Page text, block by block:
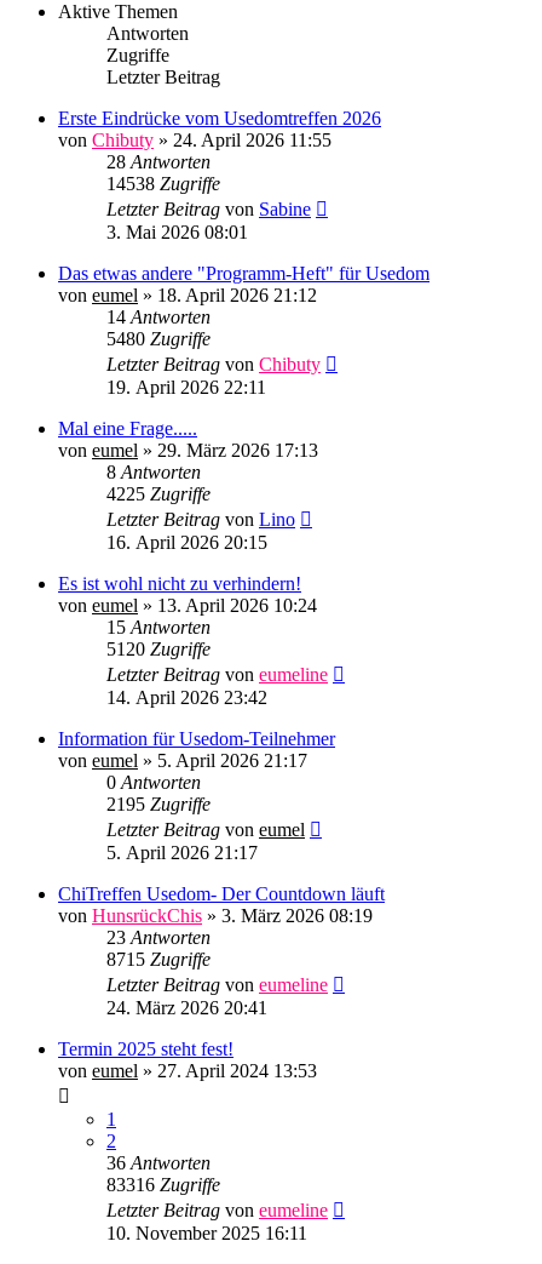
Aktive Themen
Antworten
Zugriffe
Letzter Beitrag
Erste Eindrücke vom Usedomtreffen 2026
von Chibuty » 24. April 2026 11:55
28 Antworten
14538 Zugriffe
Letzter Beitrag von Sabine
3. Mai 2026 08:01
Das etwas andere "Programm-Heft" für Usedom
von eumel » 18. April 2026 21:12
14 Antworten
5480 Zugriffe
Letzter Beitrag von Chibuty
19. April 2026 22:11
Mal eine Frage.....
von eumel » 29. März 2026 17:13
8 Antworten
4225 Zugriffe
Letzter Beitrag von Lino
16. April 2026 20:15
Es ist wohl nicht zu verhindern!
von eumel » 13. April 2026 10:24
15 Antworten
5120 Zugriffe
Letzter Beitrag von eumeline
14. April 2026 23:42
Information für Usedom-Teilnehmer
von eumel » 5. April 2026 21:17
0 Antworten
2195 Zugriffe
Letzter Beitrag von eumel
5. April 2026 21:17
ChiTreffen Usedom- Der Countdown läuft
von HunsrückChis » 3. März 2026 08:19
23 Antworten
8715 Zugriffe
Letzter Beitrag von eumeline
24. März 2026 20:41
Termin 2025 steht fest!
von eumel » 27. April 2024 13:53
1
2
36 Antworten
83316 Zugriffe
Letzter Beitrag von eumeline
10. November 2025 16:11